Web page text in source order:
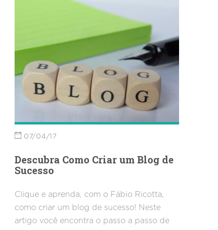
07/04/17
Descubra Como Criar um Blog de
Sucesso
Clique e aprenda, com o Fábio Ricotta,
como criar um blog de sucesso! Neste
artigo você encontra o passo a passo de